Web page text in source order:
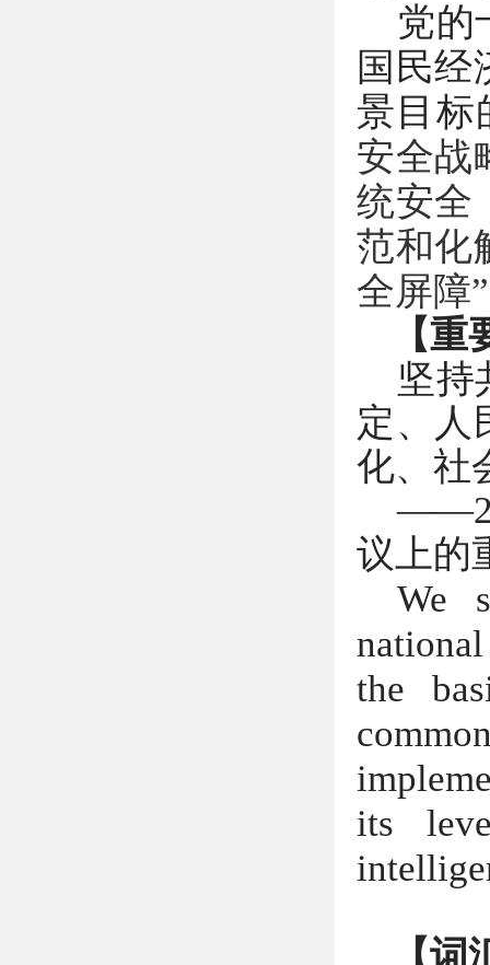
党的
国民经
景目标
安全战
统安全
范和化
全屏障”
【
坚持
定、人
化、社
——
议上的
We
the
its
【